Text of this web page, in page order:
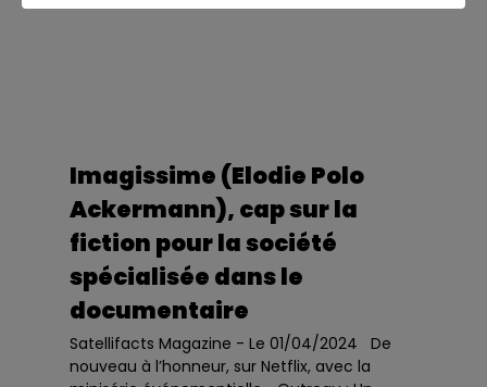
Imagissime (Elodie Polo
Ackermann), cap sur la
fiction pour la société
spécialisée dans le
documentaire
Satellifacts Magazine - Le 01/04/2024 De
nouveau à l’honneur, sur Netflix, avec la